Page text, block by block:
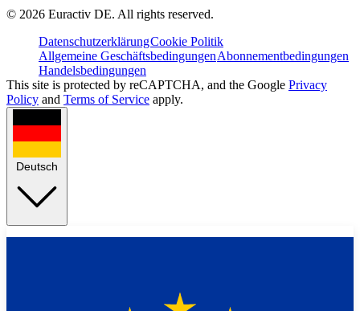
© 2026 Euractiv DE. All rights reserved.
DatenschutzerklärungCookie Politik
Allgemeine GeschäftsbedingungenAbonnementbedingungen
Handelsbedingungen
This site is protected by reCAPTCHA, and the Google Privacy
Policy and Terms of Service apply.
Deutsch